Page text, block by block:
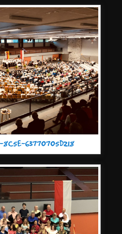
8C5E-63770705D218